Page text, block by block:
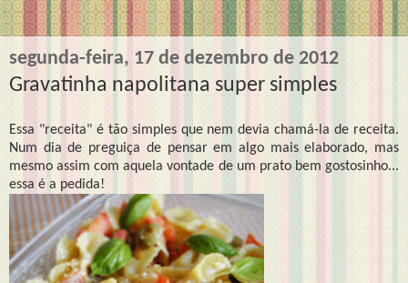
segunda-feira, 17 de dezembro de 2012
Gravatinha napolitana super simples
Essa "receita" é tão simples que nem devia chamá-la de receita.
Num dia de preguiça de pensar em algo mais elaborado, mas
mesmo assim com aquela vontade de um prato bem gostosinho...
essa é a pedida!